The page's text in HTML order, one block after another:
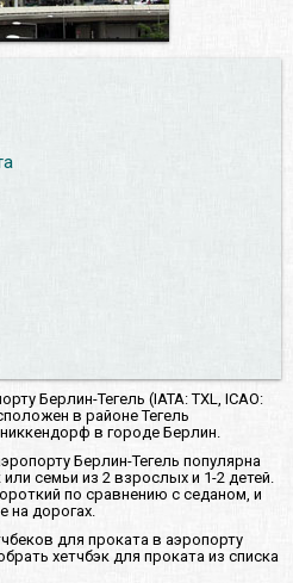
Берлин-Тегель (IATA: TXL, ICAO:
в районе Тегель
в городе Берлин.
Берлин-Тегель популярна
семьи из 2 взрослых и 1-2 детей.
по сравнению с седаном, и
на дорогах.
для проката в аэропорту
хетчбэк для проката из списка